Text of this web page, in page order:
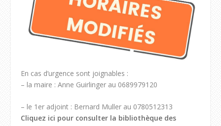
En cas d’urgence sont joignables :
– la maire : Anne Guirlinger au 0689979120
– le 1er adjoint : Bernard Muller au 0780512313
Cliquez ici pour consulter la bibliothèque des